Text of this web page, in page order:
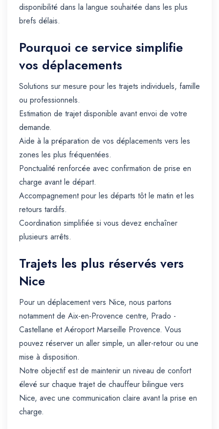
disponibilité dans la langue souhaitée dans les plus
brefs délais.
Pourquoi ce service simplifie
vos déplacements
Solutions sur mesure pour les trajets individuels, famille
ou professionnels.
Estimation de trajet disponible avant envoi de votre
demande.
Aide à la préparation de vos déplacements vers les
zones les plus fréquentées.
Ponctualité renforcée avec confirmation de prise en
charge avant le départ.
Accompagnement pour les départs tôt le matin et les
retours tardifs.
Coordination simplifiée si vous devez enchaîner
plusieurs arrêts.
Trajets les plus réservés vers
Nice
Pour un déplacement vers Nice, nous partons
notamment de Aix-en-Provence centre, Prado -
Castellane et Aéroport Marseille Provence. Vous
pouvez réserver un aller simple, un aller-retour ou une
mise à disposition.
Notre objectif est de maintenir un niveau de confort
élevé sur chaque trajet de chauffeur bilingue vers
Nice, avec une communication claire avant la prise en
charge.